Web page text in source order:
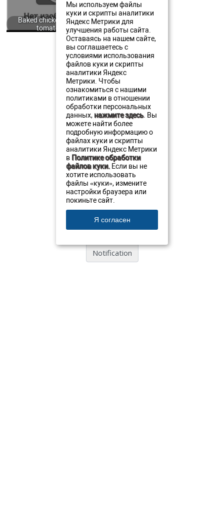
Baked chicken thighs with
tomato sauce
Reserve a table
Order a banquet or buffet
Banquet menu
Tel. ☎+7 (911) 380-20-20
+7 (911) 893 08 27
+7 (8112) 79 45 05
Написать нам
Меню
Мы используем файлы
куки и скрипты аналитики
Яндекс Метрики для
улучшения работы сайта.
Оставаясь на нашем сайте,
вы соглашаетесь с
условиями использования
файлов куки и скрипты
аналитики Яндекс
Метрики. Чтобы
ознакомиться с нашими
политиками в отношении
обработки персональных
данных, нажмите здесь. Вы
можете найти более
подробную информацию о
файлах куки и скрипты
аналитики Яндекс Метрики
в Политике обработки
файлов куки. Если вы не
хотите использовать
файлы «куки», измените
настройки браузера или
покиньте сайт.
Я согласен